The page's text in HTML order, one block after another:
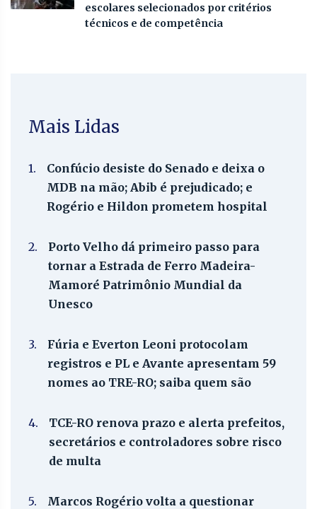
escolares selecionados por critérios
técnicos e de competência
Mais Lidas
1.
Confúcio desiste do Senado e deixa o
MDB na mão; Abib é prejudicado; e
Rogério e Hildon prometem hospital
2.
Porto Velho dá primeiro passo para
tornar a Estrada de Ferro Madeira-
Mamoré Patrimônio Mundial da
Unesco
3.
Fúria e Everton Leoni protocolam
registros e PL e Avante apresentam 59
nomes ao TRE-RO; saiba quem são
4.
TCE-RO renova prazo e alerta prefeitos,
secretários e controladores sobre risco
de multa
5.
Marcos Rogério volta a questionar